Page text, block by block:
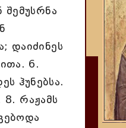
დაიძინეს
6.
ჰუნებსა.
8. რაჟამს